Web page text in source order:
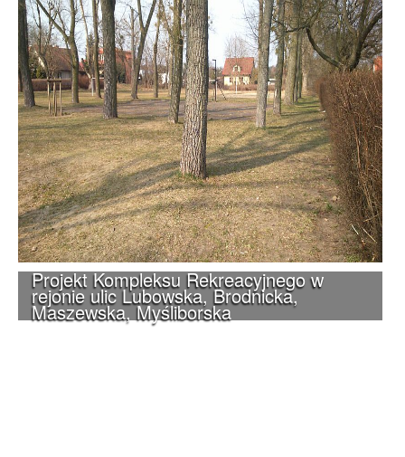
Projekt Kompleksu Rekreacyjnego w
rejonie ulic Lubowska, Brodnicka,
Maszewska, Myśliborska